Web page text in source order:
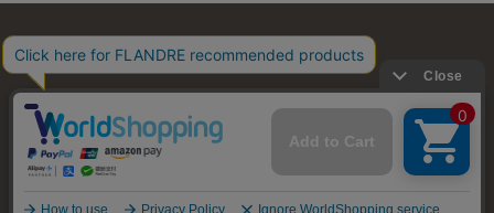
お問い合わせ 利用規約 会社概要 プライバシーポリシー
特定商取引・古物営業法に基づく表示 店舗リスト